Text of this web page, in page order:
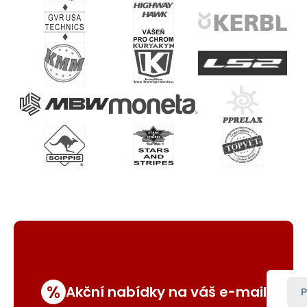
% Akční nabídky na váš e-mail